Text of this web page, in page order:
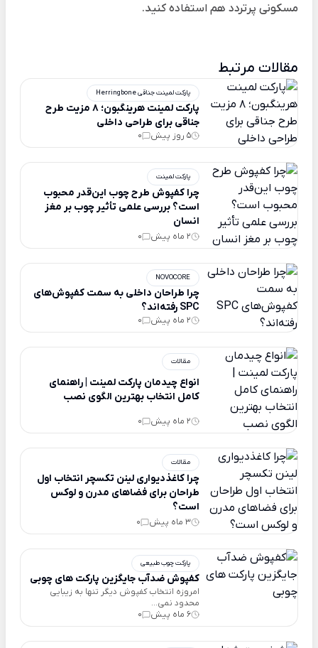
مسکونی پرتردد هم استفاده کنید.
مقالات مرتبط
پارکت لمینت جناقی Herringbone
پارکت لمینت هرینگبون؛ ۸ مزیت طرح
جناقی برای طراحی داخلی
5 روز پیش 0
پارکت لمینت
چرا کفپوش طرح چوب این‌قدر محبوب
است؟ بررسی علمی تأثیر چوب بر مغز
انسان
2 ماه پیش 0
NOVOCORE
چرا طراحان داخلی به سمت کفپوش‌های
SPC رفته‌اند؟
2 ماه پیش 0
مقالات
انواع چیدمان پارکت لمینت | راهنمای
کامل انتخاب بهترین الگوی نصب
2 ماه پیش 0
مقالات
چرا کاغذدیواری لینن تکسچر انتخاب اول
طراحان برای فضاهای مدرن و لوکس
است؟
3 ماه پیش 0
پارکت چوب طبیعی
کفپوش ضدآب جایگزین پارکت های چوبی
امروزه انتخاب کفپوش دیگر تنها به زیبایی
محدود نمی...
6 ماه پیش
0